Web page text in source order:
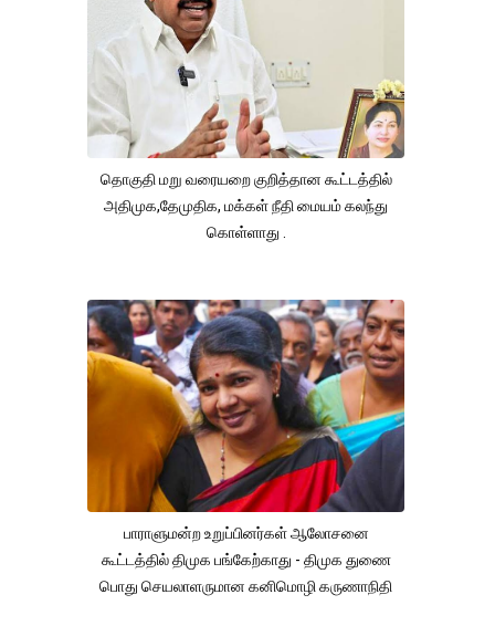
தொகுதி மறு வரையறை குறித்தான கூட்டத்தில்
அதிமுக,தேமுதிக, மக்கள் நீதி மையம் கலந்து
கொள்ளாது .
பாராளுமன்ற உறுப்பினர்கள் ஆலோசனை
கூட்டத்தில் திமுக பங்கேற்காது - திமுக துணை
பொது செயலாளருமான கனிமொழி கருணாநிதி